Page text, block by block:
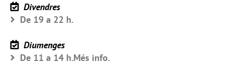
Divendres
De 19 a 22 h.
Diumenges
De 11 a 14 h.Més info.